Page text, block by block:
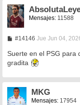
Mensajes: 11588
#14146M
n
s
a
e
Jue Jun 04,
Suerte en el PSG para
gradita
MKG
Mensajes: 17954